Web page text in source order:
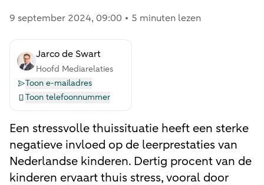
9 september 2024, 09:00 5 minuten lezen
Jarco de Swart
Hoofd Mediarelaties
Toon e-mailadres
Toon telefoonnummer
Een stressvolle thuissituatie heeft een sterke
negatieve invloed op de leerprestaties van
Nederlandse kinderen. Dertig procent van de
kinderen ervaart thuis stress, vooral door